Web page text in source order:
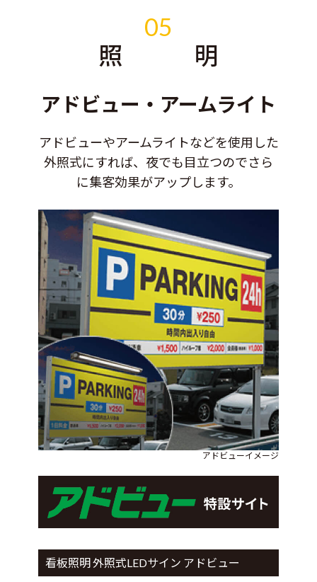
05
照 明
アドビュー・アームライト
アドビューやアームライトなどを使用した
外照式にすれば、夜でも目立つのでさら
に集客効果がアップします。
アドビューイメージ
看板照明 外照式LEDサイン アドビュー